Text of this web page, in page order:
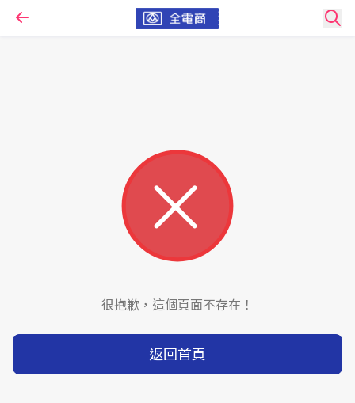
很抱歉，這個頁面不存在！
返回首頁